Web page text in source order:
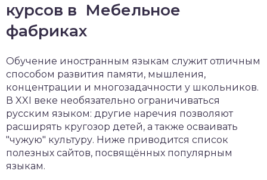
курсов в Мебельное
фабриках
Обучение иностранным языкам служит отличным
способом развития памяти, мышления,
концентрации и многозадачности у школьников.
В XXI веке необязательно ограничиваться
русским языком: другие наречия позволяют
расширять кругозор детей, а также осваивать
"чужую" культуру. Ниже приводится список
полезных сайтов, посвящённых популярным
языкам.